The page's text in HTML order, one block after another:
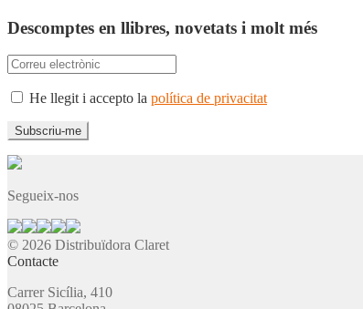
Descomptes en llibres, novetats i molt més
He llegit i accepto la política de privacitat
Segueix-nos
© 2026 Distribuïdora Claret
Contacte
Carrer Sicília, 410